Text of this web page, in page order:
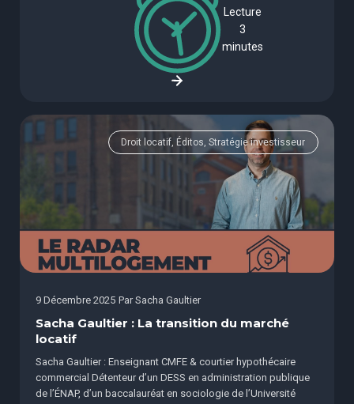
Lecture
3
minutes
Droit locatif, Éditos, Stratégie investisseur
9 Décembre 2025 Par Sacha Gaultier
Sacha Gaultier : La transition du marché
locatif
Sacha Gaultier : Enseignant CMFE & courtier hypothécaire
commercial Détenteur d’un DESS en administration publique
de l’ÉNAP, d’un baccalauréat en sociologie de l’Université